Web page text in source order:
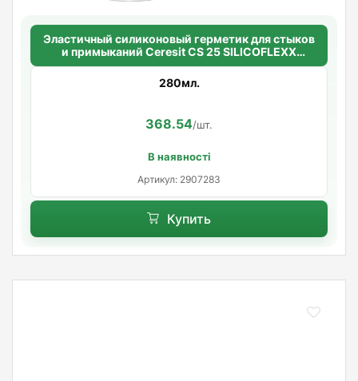
Эластичный силиконовый герметик для стыков
и примыканий Ceresit CS 25 SILICOFLEXX
(белый)
280мл.
368.54/шт.
В наявності
Артикул: 2907283
Купить